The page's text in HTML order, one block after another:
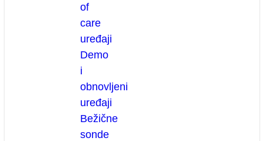
of
care
uređaji
Demo
i
obnovljeni
uređaji
Bežične
sonde